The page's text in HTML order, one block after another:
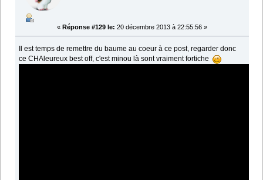
« Réponse #129 le: 20 décembre 2013 à 22:55:56 »
Il est temps de remettre du baume au coeur à ce post, regarder donc
ce CHAleureux best off, c'est minou là sont vraiment fortiche